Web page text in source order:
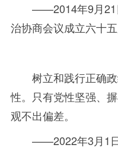
——2014年9月21
治协商会议成立六十
树立和践行正确
性。只有党性坚强、
观不出偏差。
——2022年3月1